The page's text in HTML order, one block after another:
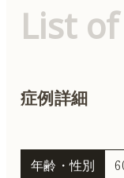
List
症例詳細
年齢・性別